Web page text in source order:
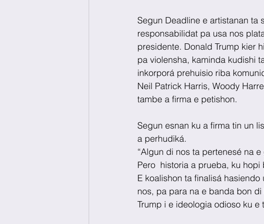
Segun Deadline e artistanan ta
responsabilidat pa usa nos
presidente. Donald Trump kier
pa violensha, kaminda kudishi
inkorporá prehuisio riba
Neil Patrick Harris, Woody
tambe a firma e petishon.
Segun esnan ku a firma tin un
a perhudiká.
“Algun di nos ta pertenesé na
Pero  historia a prueba, ku hopi
E koalishon ta finalisá
nos, pa para na e banda bon
Trump i e ideologia odioso ku e